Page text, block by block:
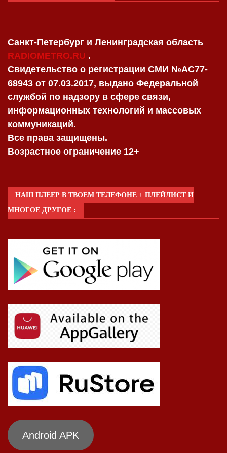
Санкт-Петербург и Ленинградская область
RADIOMETRO.RU .
Свидетельство о регистрации СМИ №AC77-
68943 от 07.03.2017, выдано Федеральной
службой по надзору в сфере связи,
информационных технологий и массовых
коммуникаций.
Все права защищены.
Возрастное ограничение 12+
НАШ ПЛЕЕР В ТВОЕМ ТЕЛЕФОНЕ + ПЛЕЙЛИСТ И
МНОГОЕ ДРУГОЕ :
Android APK